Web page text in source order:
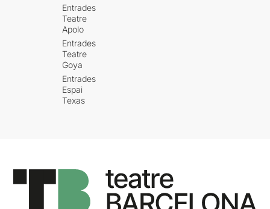
Entrades
Teatre
Apolo
Entrades
Teatre
Goya
Entrades
Espai
Texas